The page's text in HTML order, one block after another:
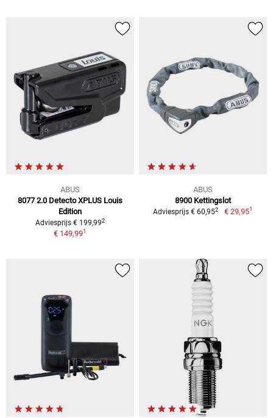
ABUS
8077 2.0 Detecto XPLUS Louis
Edition
Adviesprijs € 199,992
€ 149,991
ABUS
8900 Kettingslot
Adviesprijs € 60,952 € 29,951